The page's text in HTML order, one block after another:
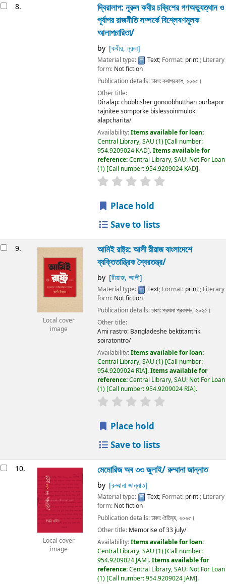
8. দ্বিরালাপ: নূরুল কবীরচব্বিশের গণঅভ্যুত্থান ও
পূর্বাপর রাজনীতি সম্পর্কে বিশ্লেষণমূলক
আলাপচারিতা/
by [কবীর, নূরুল]
Material type: Text; Format: print; Literary
form: Not fiction
Publication details:ঢাকা:কথাপ্রকাশ,২০২৫।
Other title:
Diralap: chobbisher gonoobhutthan purbapor
rajnitee somporke bislessoinmulok
alapcharita/
Availability:Items available for loan:
Central Library, SAU (1) Call number:
954.9209024 KAD .Items available for
reference:Central Library, SAU: Not For Loan
(1) Call number:954.9209024 KAD .
Place hold
Save to lists
9.
Local cover
image
আমিই রাষ্ট্র: আলী রীয়াজবাংলাদেশে
ব্যক্তিতান্ত্রিক স্বৈরতন্ত্র/
by [রীয়াজ, আলী]
Material type: Text; Format: print; Literary
form: Not fiction
Publication details:ঢাকা:প্রথমা প্রকাশন,২০২৫।
Other title:
Ami rastro: Bangladeshe bektitantrik
soiratontro/
Availability:Items available for loan:
Central Library, SAU (1) Call number:
954.9209024 RIA .Items available for
reference:Central Library, SAU: Not For Loan
(1) Call number:954.9209024 RIA .
Place hold
Save to lists
10.
Local cover
image
মেমোরিজ অব ৩৩ জুলাই/রুম্মানা জান্নাত
by [রুম্মানা জান্নাত]
Material type: Text; Format: print; Literary
form: Not fiction
Publication details:ঢাকা:ঐতিহ্য,২০২৫।
Other title: Memorise of 33 july/
Availability:Items available for loan:
Central Library, SAU (1) Call number:
954.9209024 JAM .Items available for
reference:Central Library, SAU: Not For Loan
(1) Call number:954.9209024 JAM .